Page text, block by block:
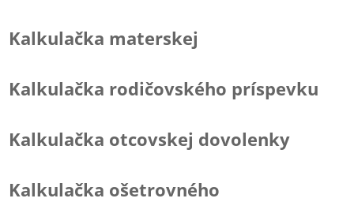
Kalkulačka materskej
Kalkulačka rodičovského príspevku
Kalkulačka otcovskej dovolenky
Kalkulačka ošetrovného